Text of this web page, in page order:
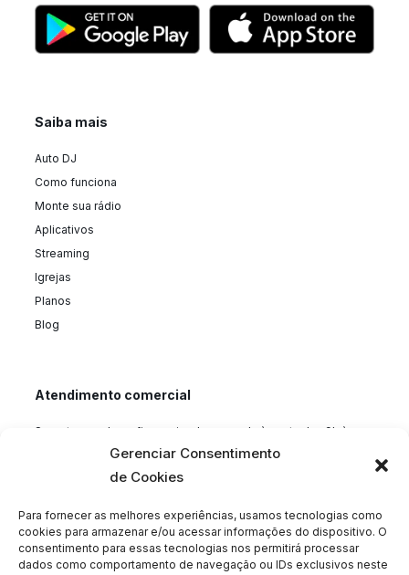
Gerenciar Consentimento
de Cookies
Para fornecer as melhores experiências, usamos tecnologias como
cookies para armazenar e/ou acessar informações do dispositivo. O
consentimento para essas tecnologias nos permitirá processar
dados como comportamento de navegação ou IDs exclusivos neste
Saiba mais
Auto DJ
Como funciona
Monte sua rádio
Aplicativos
Streaming
Igrejas
Planos
Blog
Atendimento comercial
Suporte, vendas e financeiro de segunda à sexta das 9h às
22h, exceto feriados nacional. Para vendas ou financeiro ligue
suporte clique no botão superior SUPORTE
Siga-nos